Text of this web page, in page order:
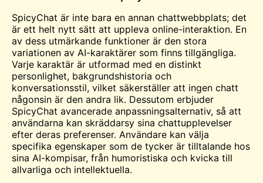
SpicyChat är inte bara en annan chattwebbplats; det
är ett helt nytt sätt att uppleva online-interaktion. En
av dess utmärkande funktioner är den stora
variationen av AI-karaktärer som finns tillgängliga.
Varje karaktär är utformad med en distinkt
personlighet, bakgrundshistoria och
konversationsstil, vilket säkerställer att ingen chatt
någonsin är den andra lik. Dessutom erbjuder
SpicyChat avancerade anpassningsalternativ, så att
användarna kan skräddarsy sina chattupplevelser
efter deras preferenser. Användare kan välja
specifika egenskaper som de tycker är tilltalande hos
sina AI-kompisar, från humoristiska och kvicka till
allvarliga och intellektuella.